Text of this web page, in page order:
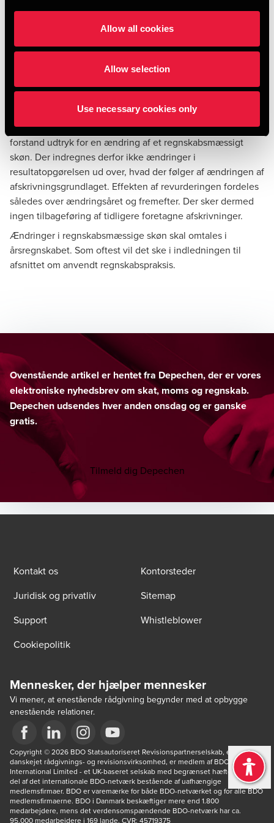
Allow all cookies
Allow selection
Use necessary cookies only
Påvirkning af årsregnskabet
Fastlæggelsen af brugstid og scrapværdi kan have stor
betydning for årets resultat. Fastsættes der en kort brugstid
resultatopgørelsen, mens en lang brugstid og høj
scrapværdi giver lave afskrivninger.
En revurdering af en scrapværdi er i regnskabsmæssig
forstand udtryk for en ændring af et regnskabsmæssigt
skøn. Der indregnes derfor ikke ændringer i
resultatopgørelsen ud over, hvad der følger af ændringen af
afskrivningsgrundlaget. Effekten af revurderingen fordeles
således over ændringsåret og fremefter. Der sker dermed
ingen tilbageføring af tidligere foretagne afskrivninger.
Ændringer i regnskabsmæssige skøn skal omtales i
årsregnskabet. Som oftest vil det ske i indledningen til
afsnittet om anvendt regnskabspraksis.
Ovenstående artikel er hentet fra Depechen, der er vores
elektroniske nyhedsbrev om skat, moms og regnskab.
Depechen udsendes hver anden onsdag og er ganske
gratis.
Tilmeld dig Depechen
Kontakt os
Kontorsteder
Juridisk og privatliv
Sitemap
Support
Whistleblower
Cookiepolitik
Mennesker, der hjælper mennesker
Vi mener, at enestående rådgivning begynder med at opbygge
enestående relationer.
Opens in a new window/tab
Opens in a new window/tab
Opens in a new window/tab
Opens in a new window/tab
Copyright © 2026 BDO Statsautoriseret Revisionspartnerselskab, en
danskejet rådgivnings- og revisionsvirksomhed, er medlem af BDO
International Limited - et UK-baseret selskab med begrænset hæftelse - og
del af det internationale BDO-netværk bestående af uafhængige
medlemsfirmaer. BDO er varemærke for både BDO-netværket og for alle BDO
medlemsfirmaerne. BDO i Danmark beskæftiger mere end 1.800
medarbejdere, mens det verdensomspændende BDO-netværk har ca.
95.000 medarbejdere i 169 lande. CVR: 45719375